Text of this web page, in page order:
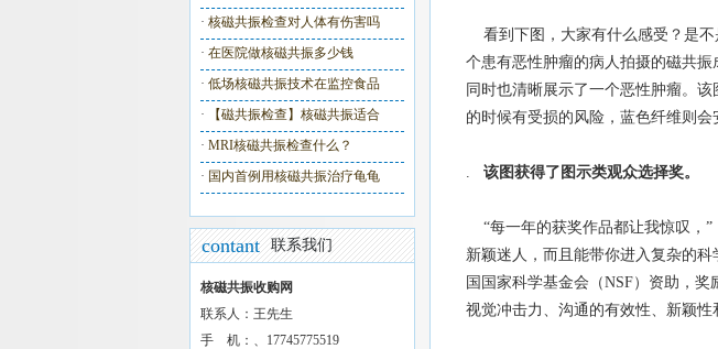
· 核磁共振检查对人体有伤害吗
· 在医院做核磁共振多少钱
· 低场核磁共振技术在监控食品
·
【磁共振检查】核磁共振适合
· MRI核磁共振检查什么？
· 国内首例用核磁共振治疗龟龟
contant 联系我们
核磁共振收购网
联系人：王先生
手 机：、17745775519
看到下图，大家有什么感受？是不
个患有恶性肿瘤的病人拍摄的磁共振
同时也清晰展示了一个恶性肿瘤。
的时候有受损的风险，蓝色纤维则会
. 该图获得了图示类观众选择奖。
“每一年的获奖作品都让我惊叹，”
新颖迷人，而且能带你进入复杂的
国国家科学基金会（NSF）资助，
视觉冲击力、沟通的有效性、新颖性